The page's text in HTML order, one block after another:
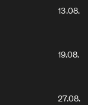
13.08.
19.08.
27.08.